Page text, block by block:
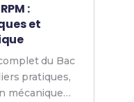
:
et
du Bac
pratiques,
mécanique